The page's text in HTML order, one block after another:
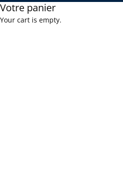
Votre panier
Your cart is empty.